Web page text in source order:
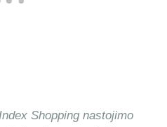
Shopping nastojimo